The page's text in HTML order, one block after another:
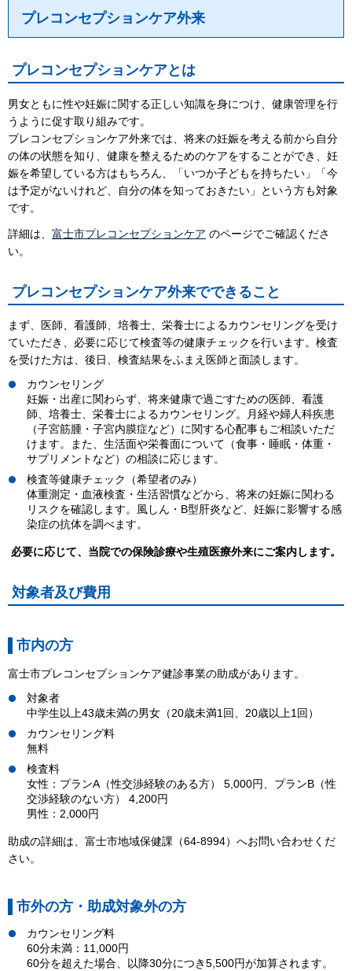
プレコンセプションケア外来
プレコンセプションケアとは
男女ともに性や妊娠に関する正しい知識を身につけ、健康管理を行
うように促す取り組みです。
プレコンセプションケア外来では、将来の妊娠を考える前から自分
の体の状態を知り、健康を整えるためのケアをすることができ、妊
娠を希望している方はもちろん、「いつか子どもを持ちたい」「今
は予定がないけれど、自分の体を知っておきたい」という方も対象
です。
詳細は、 富士市プレコンセプションケア のページでご確認くださ
い。
プレコンセプションケア外来でできること
まず、医師、看護師、培養士、栄養士によるカウンセリングを受け
ていただき、必要に応じて検査等の健康チェックを行います。検査
を受けた方は、後日、検査結果をふまえ医師と面談します。
カウンセリング
妊娠・出産に関わらず、将来健康で過ごすための医師、看護
師、培養士、栄養士によるカウンセリング。月経や婦人科疾患
（子宮筋腫・子宮内膜症など）に関する心配事もご相談いただ
けます。また、生活面や栄養面について（食事・睡眠・体重・
サプリメントなど）の相談に応じます。
検査等健康チェック（希望者のみ）
体重測定・血液検査・生活習慣などから、将来の妊娠に関わる
リスクを確認します。風しん・B型肝炎など、妊娠に影響する感
染症の抗体を調べます。
必要に応じて、当院での保険診療や生殖医療外来にご案内します。
対象者及び費用
市内の方
富士市プレコンセプションケア健診事業の助成があります。
対象者
中学生以上43歳未満の男女（20歳未満1回、20歳以上1回）
カウンセリング料
無料
検査料
女性：プランA（性交渉経験のある方） 5,000円、プランB（性
交渉経験のない方） 4,200円
男性：2,000円
助成の詳細は、富士市地域保健課（64-8994）へお問い合わせくだ
さい。
市外の方・助成対象外の方
カウンセリング料
60分未満：11,000円
60分を超えた場合、以降30分につき5,500円が加算されます。